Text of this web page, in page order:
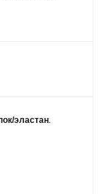
эластан.